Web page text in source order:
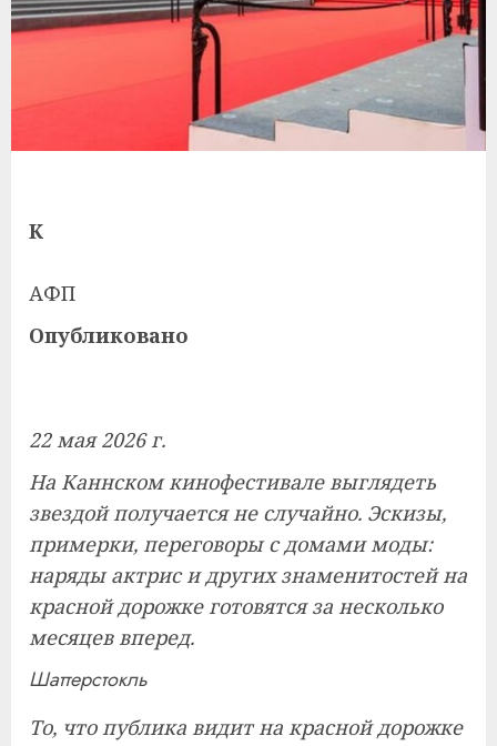
К
АФП
Опубликовано
22 мая 2026 г.
На Каннском кинофестивале выглядеть
звездой получается не случайно. Эскизы,
примерки, переговоры с домами моды:
наряды актрис и других знаменитостей на
красной дорожке готовятся за несколько
месяцев вперед.
Шаттерстокль
То, что публика видит на красной дорожке